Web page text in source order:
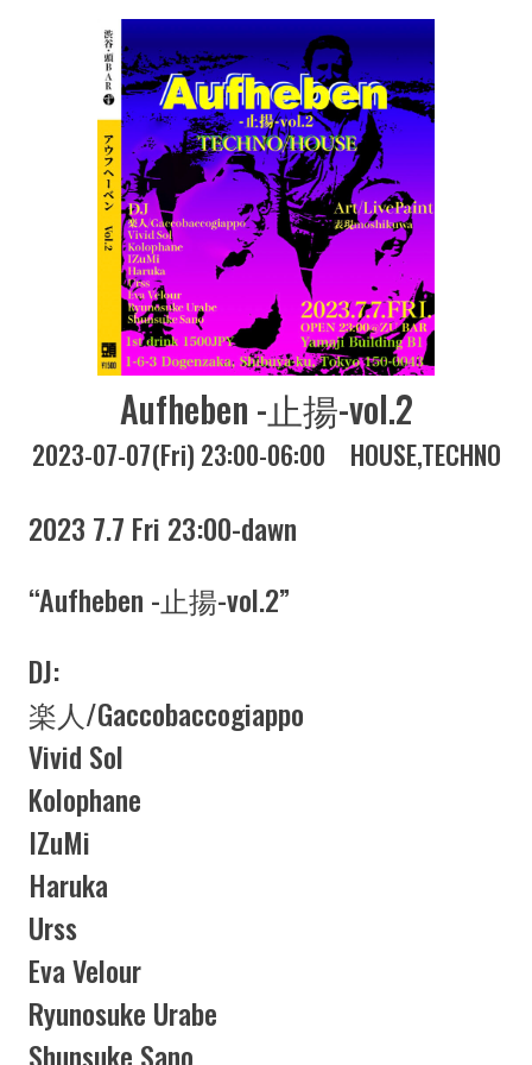
Aufheben -止揚-vol.2
2023-07-07(Fri) 23:00-06:00 HOUSETECHNO
2023 7.7 Fri 23:00-dawn
“Aufheben -止揚-vol.2”
DJ:
楽人/Gaccobaccogiappo
Vivid Sol
Kolophane
IZuMi
Haruka
Urss
Eva Velour
Ryunosuke Urabe
Shunsuke Sano